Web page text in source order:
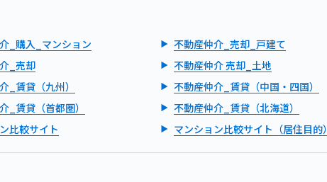
_購入_マンション 不動産仲介_売却_戸建て
_売却
不動産仲介 売却_土地
_賃貸（九州）
不動産仲介_賃貸（中国・四国）
_賃貸（首都圏）
不動産仲介_賃貸（北海道）
比較サイト
マンション比較サイト（居住目的）